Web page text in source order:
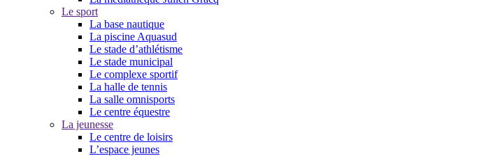
Le sport
La base nautique
La piscine Aquasud
Le stade d’athlétisme
Le stade municipal
Le complexe sportif
La halle de tennis
La salle omnisports
Le centre équestre
La jeunesse
Le centre de loisirs
L’espace jeunes